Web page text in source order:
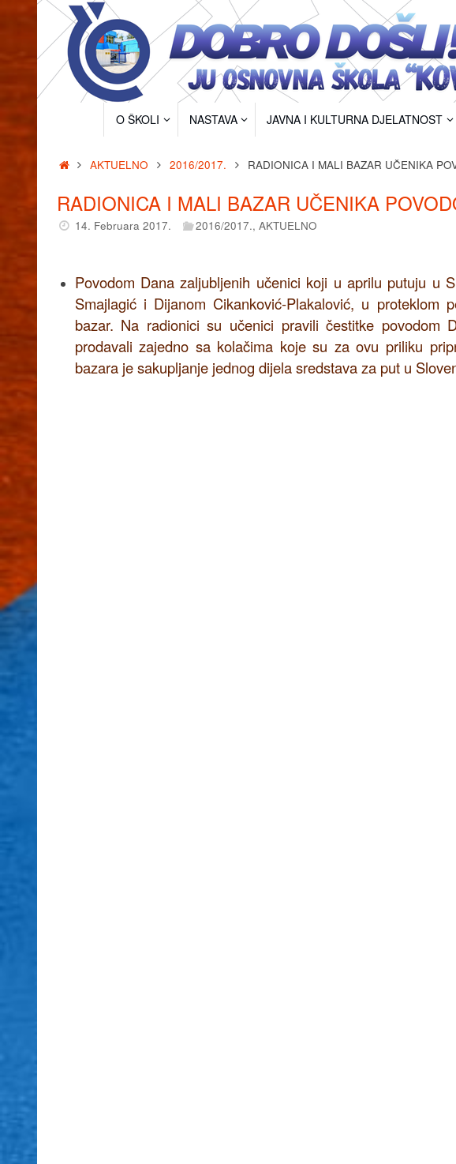
O ŠKOLI NASTAVA JAVNA I KULTURNA DJELATNOST
HomeAKTUELNO 2016/2017. RADIONICA I MALI BAZAR UČENIKA
RADIONICA I MALI BAZAR UČENIKA
14. Februara 2017. 2016/2017.,AKTUELNO
Povodom Dana zaljubljenih učenici koji u aprilu putuju u
Smajlagić i Dijanom Cikanković-Plakalović, u proteklom
bazar. Na radionici su učenici pravili čestitke povodom
prodavali zajedno sa kolačima koje su za ovu priliku
bazara je sakupljanje jednog dijela sredstava za put u